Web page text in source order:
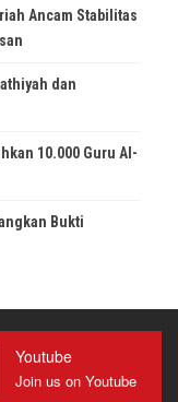
Ancam Stabilitas
dan
10.000 Guru Al-
Bukti
Youtube
Join us on Youtube